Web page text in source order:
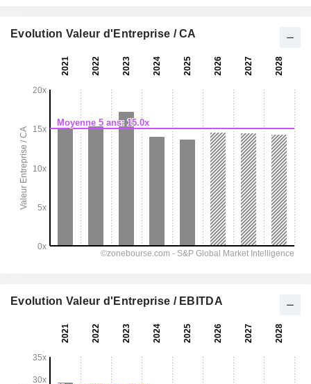
Evolution Valeur d'Entreprise / CA
Evolution Valeur d'Entreprise / EBITDA